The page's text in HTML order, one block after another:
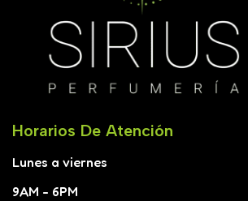
Horarios De Atención
Lunes a viernes
9AM - 6PM